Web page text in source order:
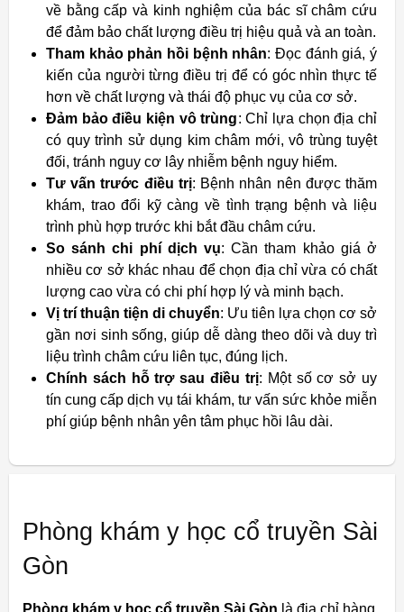
về bằng cấp và kinh nghiệm của bác sĩ châm cứu
để đảm bảo chất lượng điều trị hiệu quả và an toàn.
Tham khảo phản hồi bệnh nhân: Đọc đánh giá, ý
kiến của người từng điều trị để có góc nhìn thực tế
hơn về chất lượng và thái độ phục vụ của cơ sở.
Đảm bảo điều kiện vô trùng: Chỉ lựa chọn địa chỉ
có quy trình sử dụng kim châm mới, vô trùng tuyệt
đối, tránh nguy cơ lây nhiễm bệnh nguy hiểm.
Tư vấn trước điều trị: Bệnh nhân nên được thăm
khám, trao đổi kỹ càng về tình trạng bệnh và liệu
trình phù hợp trước khi bắt đầu châm cứu.
So sánh chi phí dịch vụ: Cần tham khảo giá ở
nhiều cơ sở khác nhau để chọn địa chỉ vừa có chất
lượng cao vừa có chi phí hợp lý và minh bạch.
Vị trí thuận tiện di chuyển: Ưu tiên lựa chọn cơ sở
gần nơi sinh sống, giúp dễ dàng theo dõi và duy trì
liệu trình châm cứu liên tục, đúng lịch.
Chính sách hỗ trợ sau điều trị: Một số cơ sở uy
tín cung cấp dịch vụ tái khám, tư vấn sức khỏe miễn
phí giúp bệnh nhân yên tâm phục hồi lâu dài.
Phòng khám y học cổ truyền Sài
Gòn
Phòng khám y học cổ truyền Sài Gòn là địa chỉ hàng